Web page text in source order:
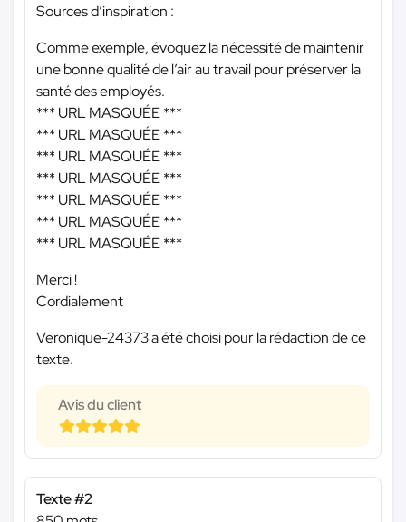
Sources d’inspiration :
Comme exemple, évoquez la nécessité de maintenir
une bonne qualité de l’air au travail pour préserver la
santé des employés.
*** URL MASQUÉE ***
*** URL MASQUÉE ***
*** URL MASQUÉE ***
*** URL MASQUÉE ***
*** URL MASQUÉE ***
*** URL MASQUÉE ***
*** URL MASQUÉE ***
Merci !
Cordialement
Veronique-24373 a été choisi pour la rédaction de ce
texte.
Avis du client
Texte #2